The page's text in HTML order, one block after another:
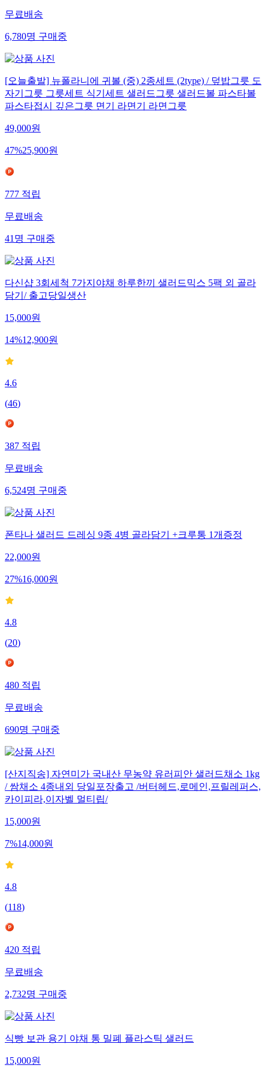
무료배송
6,780명 구매중
[오늘출발] 뉴폴라니에 귀볼 (중) 2종세트 (2type) / 덮밥그릇 도
자기그릇 그릇세트 식기세트 샐러드그릇 샐러드볼 파스타볼
파스타접시 깊은그릇 면기 라면기 라면그릇
49,000원
47%25,900원
777 적립
무료배송
41 명 구매중
다신샵 3회세척 7가지야채 하루한끼 샐러드믹스 5팩 외 골라
담기/ 출고당일생산
15,000원
14%12,900원
4.6
(46)
387 적립
무료배송
6,524명 구매중
폰타나 샐러드 드레싱 9종 4병 골라담기 +크루통 1개증정
22,000원
27%16,000원
4.8
(20)
480 적립
무료배송
690명 구매중
[산지직송] 자연미가 국내산 무농약 유러피안 샐러드채소 1kg
/ 쌈채소 4종내외 당일포장출고 /버터헤드,로메인,프릴레퍼스,
카이피라,이자벨 멀티립/
15,000원
7%14,000원
4.8
(118)
420 적립
무료배송
2,732명 구매중
식빵 보관 용기 야채 통 밀폐 플라스틱 샐러드
15,000원